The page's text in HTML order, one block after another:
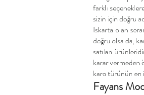
farklı
sizin için doğru
Iskarta olan
doğru olsa da,
satılan
karar vermeden
karo türünün en
Fayans